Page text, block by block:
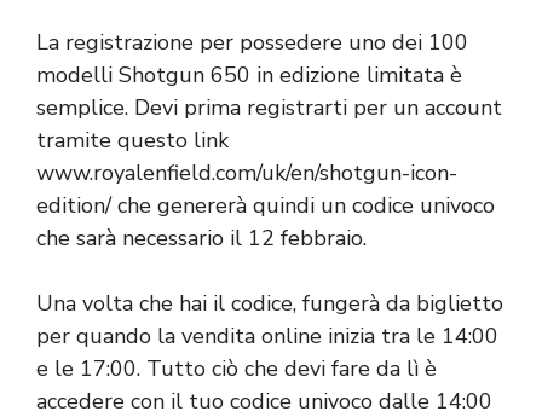
La registrazione per possedere uno dei 100
modelli Shotgun 650 in edizione limitata è
semplice. Devi prima registrarti per un account
tramite questo link
www.royalenfield.com/uk/en/shotgun-icon-
edition/che genererà quindi un codice univoco
che sarà necessario il 12 febbraio.
Una volta che hai il codice, fungerà da biglietto
per quando la vendita online inizia tra le 14:00
e le 17:00. Tutto ciò che devi fare da lì è
accedere con il tuo codice univoco dalle 14:00